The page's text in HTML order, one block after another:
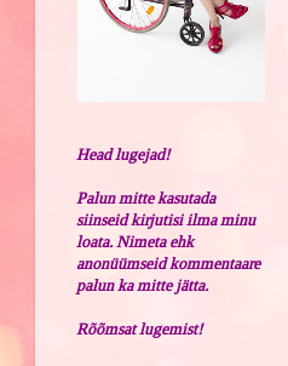
Head lugejad!
Palun mitte kasutada
siinseid kirjutisi ilma minu
loata. Nimeta ehk
anonüümseid kommentaare
palun ka mitte jätta.
Rõõmsat lugemist!